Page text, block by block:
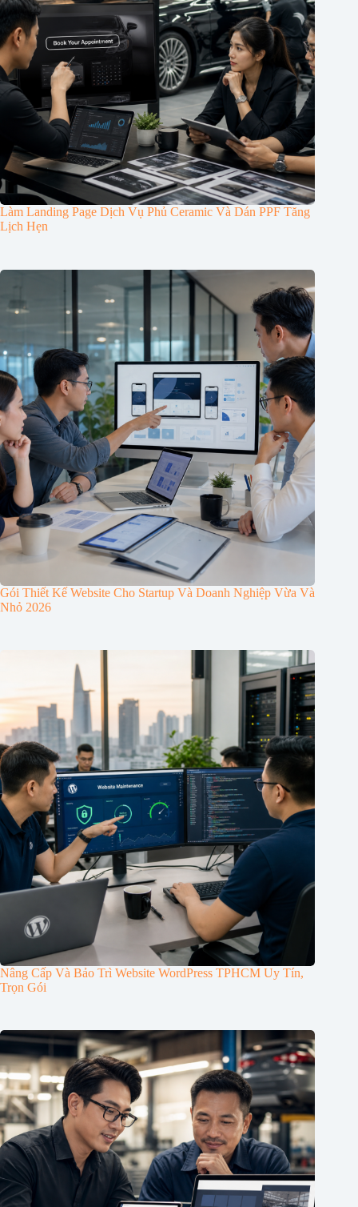
Làm Landing Page Dịch Vụ Phủ Ceramic Và Dán PPF Tăng
Lịch Hẹn
Gói Thiết Kế Website Cho Startup Và Doanh Nghiệp Vừa Và
Nhỏ 2026
Nâng Cấp Và Bảo Trì Website WordPress TPHCM Uy Tín,
Trọn Gói